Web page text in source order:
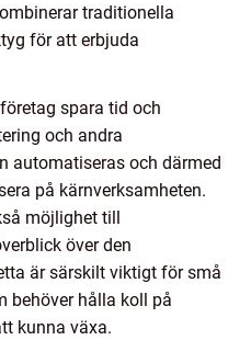
traditionella
för att erbjuda
spara tid och
och andra
automatiseras och därmed
på kärnverksamheten.
möjlighet till
över den
är särskilt viktigt för små
behöver hålla koll på
kunna växa.